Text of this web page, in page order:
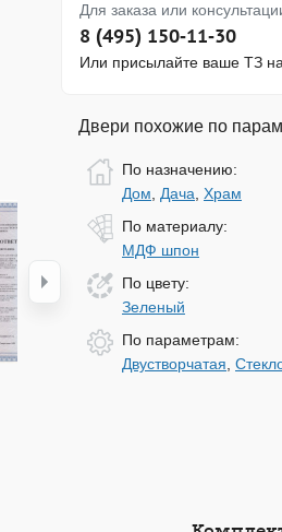
Для заказа или
8 (495) 150-11-30
Или присылайте ваше ТЗ
Двери похожие по
По назначению:
Дом, Дача, Храм
По материалу:
МДФ шпон
По цвету:
Зеленый
По параметрам:
Двустворчатая,